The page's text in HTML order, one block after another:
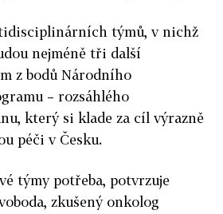
týmů, v nichž
nejméně tři další
z bodů Národního
– rozsáhlého
který si klade za cíl výrazně
péči v Česku.
týmy potřeba, potvrzuje
zkušený onkolog